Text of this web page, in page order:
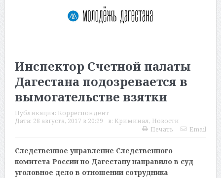
Инспектор Счетной палаты
Дагестана подозревается в
вымогательстве взятки
Публикация: Корреспондент
Дата: 28 августа, 2017 в 20:29 в: Криминал, Новости
Печать
Email
Следственное управление Следственного
комитета России по Дагестану направило в суд
уголовное дело в отношении сотрудника